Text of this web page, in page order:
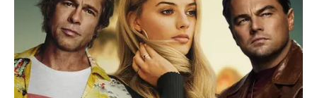
SECUESTRO DE MENORES
Denuncian el intento de
secuestro de un niño en el
barrio 7 de Agosto